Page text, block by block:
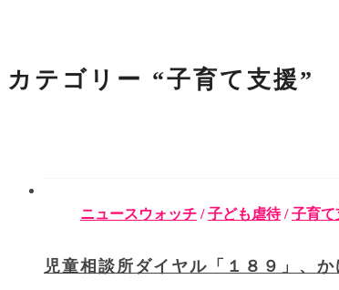
カテゴリー “子育て支援”
ニュースウォッチ /子ども虐待/子育て
児童相談所ダイヤル「１８９」、